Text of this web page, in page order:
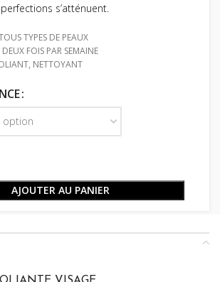
s’atténuent.
TYPES DE PEAUX
FOIS PAR SEMAINE
NETTOYANT
AJOUTER AU PANIER